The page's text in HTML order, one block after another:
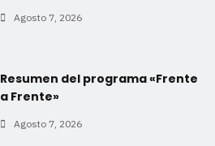
Agosto 7, 2026
Resumen del programa «Frente
a Frente»
Agosto 7, 2026